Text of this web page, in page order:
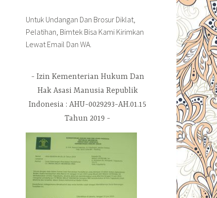
Untuk Undangan Dan Brosur Diklat,
Pelatihan, Bimtek Bisa Kami Kirimkan
Lewat Email Dan WA.
Izin Kementerian Hukum Dan
Hak Asasi Manusia Republik
Indonesia : AHU-0029293-AH.01.15
Tahun 2019